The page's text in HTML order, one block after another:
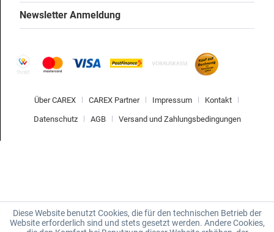
Newsletter Anmeldung
Über CAREX CAREX Partner Impressum Kontakt
Datenschutz AGB Versand und Zahlungsbedingungen
Diese Website benutzt Cookies, die für den technischen Betrieb der
Website erforderlich sind und stets gesetzt werden. Andere Cookies,